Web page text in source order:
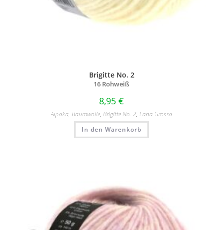
Brigitte No. 2
16 Rohweiß
8,95 €
Alpaka, Baumwolle, Brigitte No. 2, Lana Grossa
In den Warenkorb